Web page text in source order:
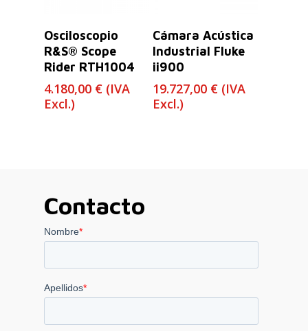
Leer Más
Osciloscopio
R&S® Scope
Rider RTH1004
4.180,00 € (IVA
Excl.)
Leer Más
Cámara Acústica
Industrial Fluke
ii900
19.727,00 € (IVA
Excl.)
Contacto